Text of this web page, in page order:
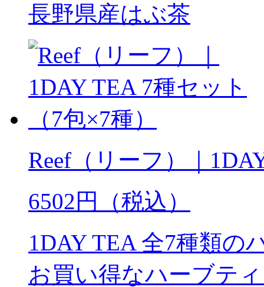
長野県産はぶ茶
Reef（リーフ）｜
6502円（税込）
1DAY TEA 全7種類の
お買い得なハーブテ